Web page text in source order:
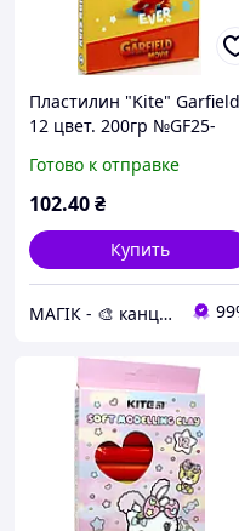
Пластилин "Kite" Garfield
12 цвет. 200гр №GF25-
Готово к отправке
102.40₴
Купить
МАГІК - 🎨 канцтовари, іграшки, подарунки 🎨